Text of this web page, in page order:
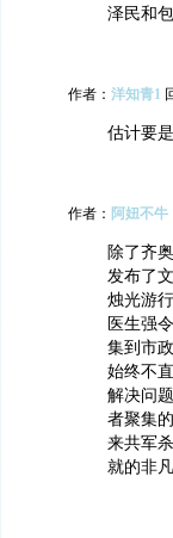
泽民和
作者： 洋知青1
估计要
作者： 阿妞不牛
除了齐
发布了
烛光游
医生强
集到市
始终不
解决问
者聚集
来共军
就的非凡